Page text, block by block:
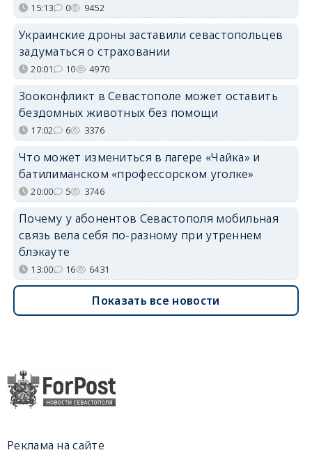
15:13 0 9452
Украинские дроны заставили севастопольцев
задуматься о страховании
20:01 10 4970
Зооконфликт в Севастополе может оставить
бездомных животных без помощи
17:02 6 3376
Что может измениться в лагере «Чайка» и
батилиманском «профессорском уголке»
20:00 5 3746
Почему у абонентов Севастополя мобильная
связь вела себя по-разному при утреннем
блэкауте
13:00 16 6431
Показать все новости
Реклама на сайте